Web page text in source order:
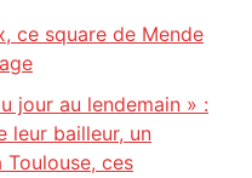
ce square de Mende
jour au lendemain » :
leur bailleur, un
ces